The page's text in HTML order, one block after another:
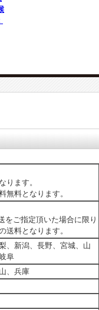
ります。
料となります。
ご指定頂いた場合に限り
送料となります。
、新潟、長野、宮城、山
阜
、兵庫